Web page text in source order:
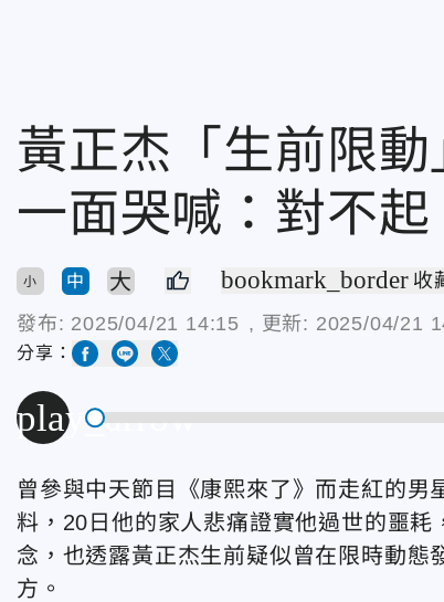
黃正杰「生前限
一面哭喊：對不起
小 中 大 bookmark_border 收
發布: 2025/04/21 14:15 , 更新: 2025/04/21
分享：
play_arrow
曾參與中天節目
《康熙來了》而走紅的
料 ， 20日他的家人悲痛證實他過世的噩
念，也透露黃正杰生前疑似曾在限時動
方。